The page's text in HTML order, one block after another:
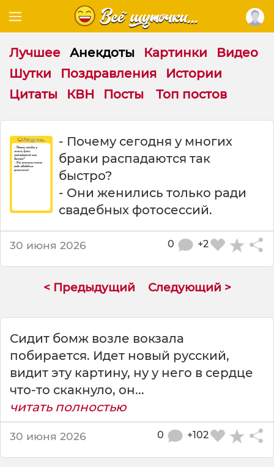
Лучшее Анекдоты Картинки
Видео
Шутки
Поздравления
Истории
Цитаты
КВН Посты Топ постов
д
м
и
- Почему сегодня у многих
браки распадаются так
быстро?
- Они женились только ради
свадебных фотосессий.
30 июня 2026 +2
0
< Предыдущий Следующий >
Сидит бомж возле вокзала
побирается. Идет новый русский,
видит эту картину, ну у него в сердце
что-то скакнуло, он...
читать полностью
30 июня 2026 +102
0